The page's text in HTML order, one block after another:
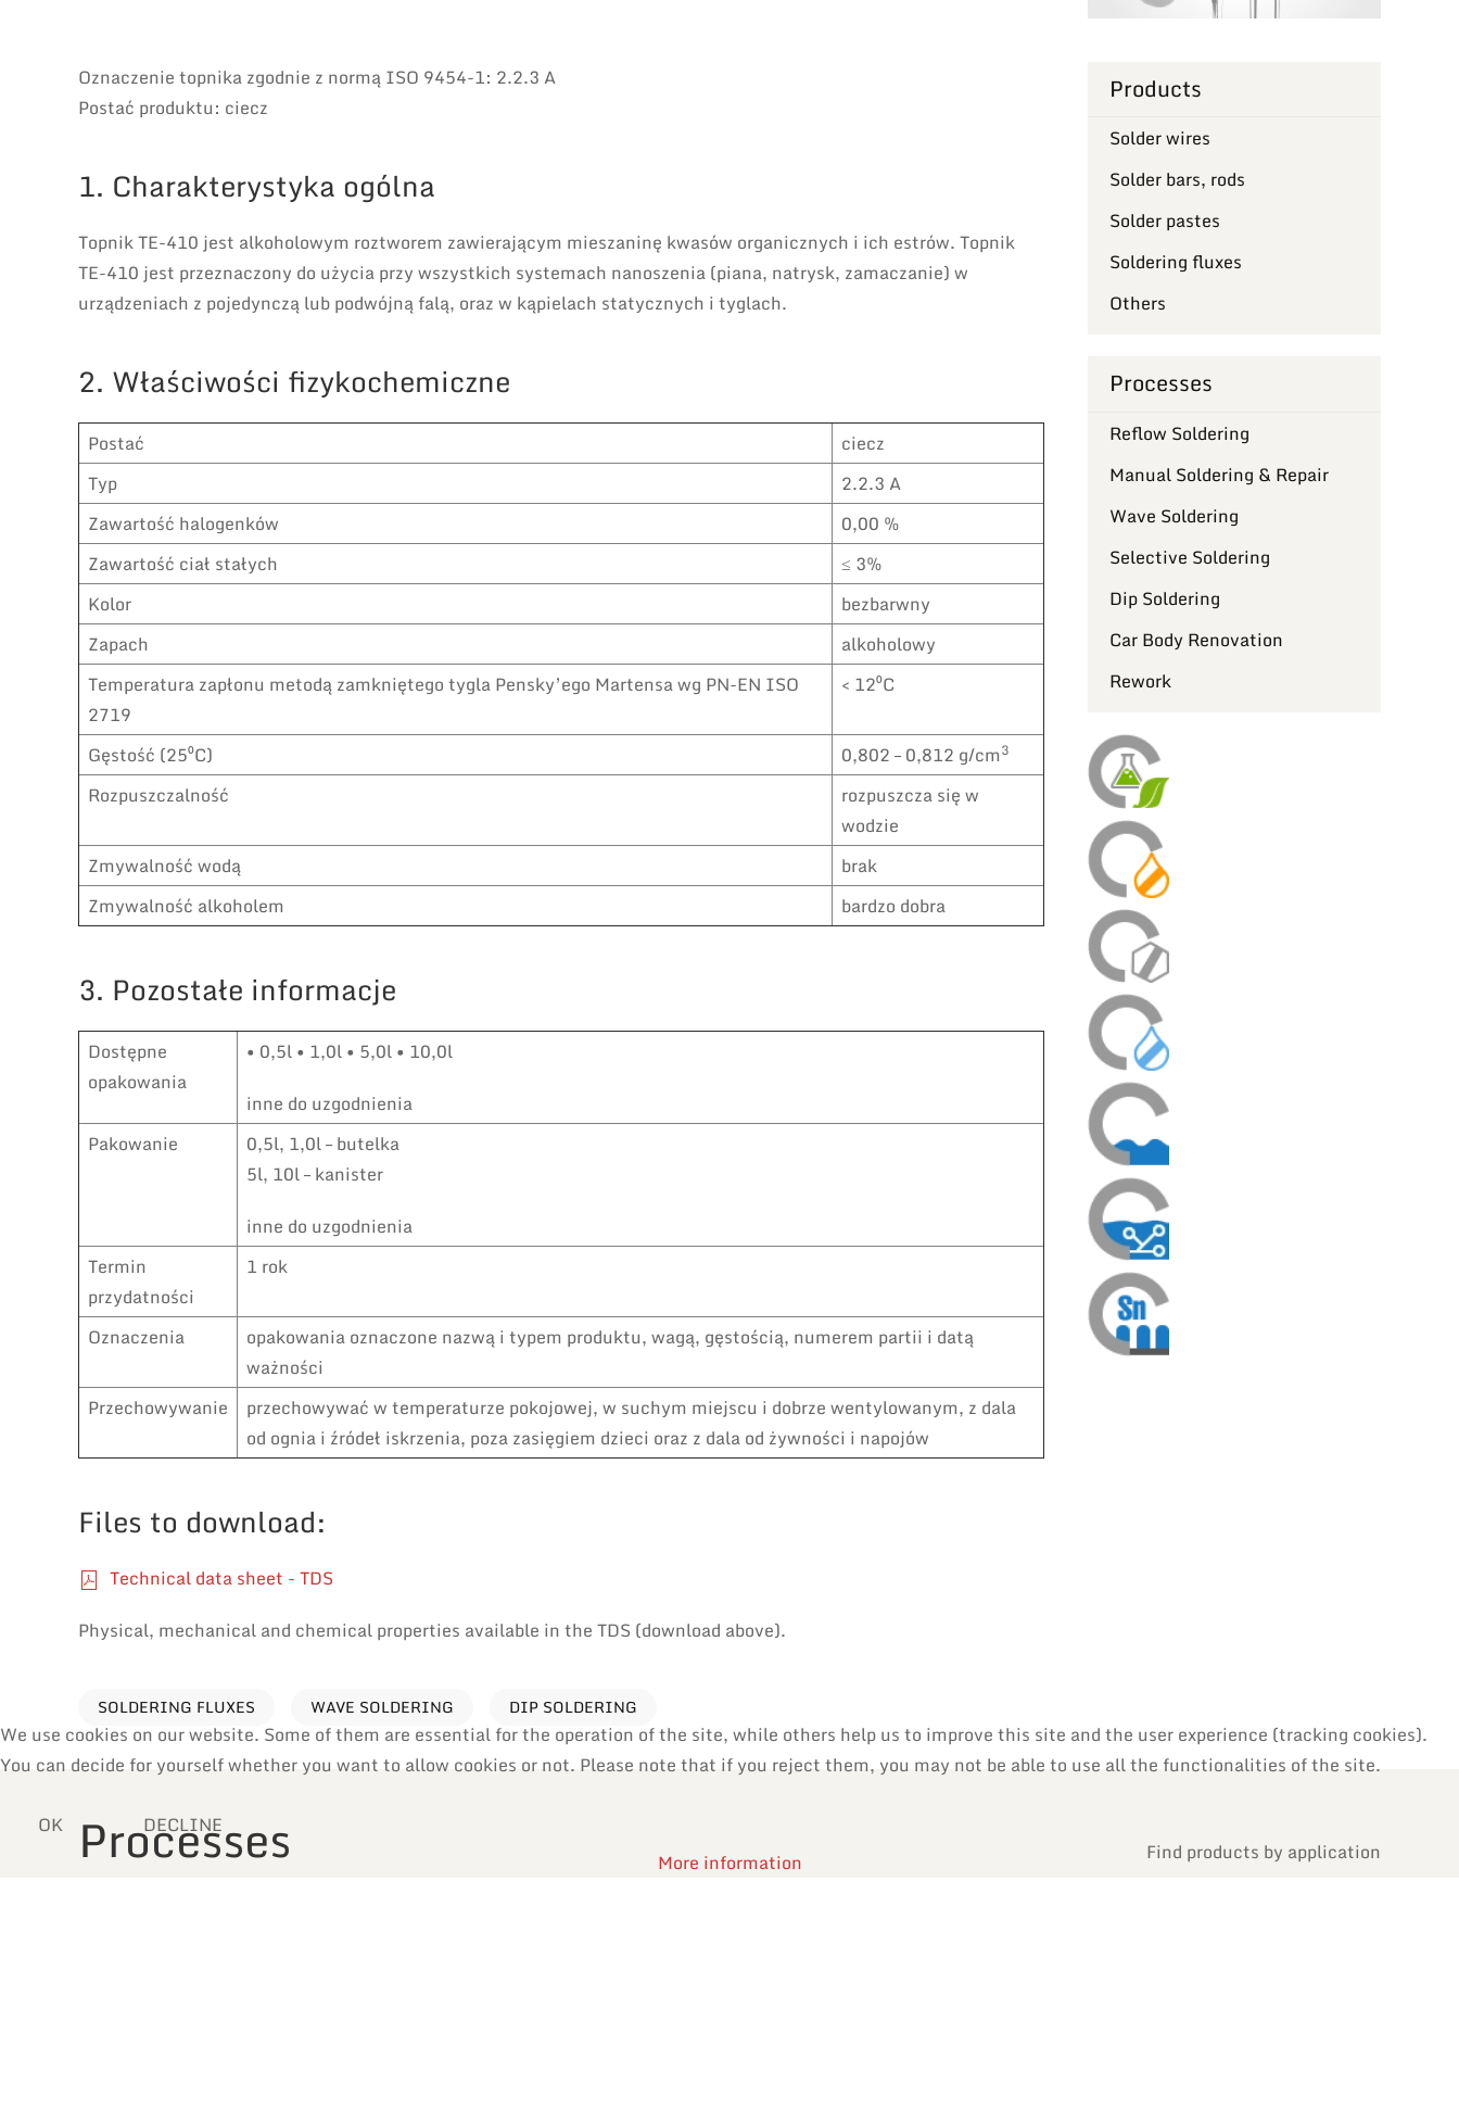
Oznaczenie topnika zgodnie z normą ISO 9454-1: 2.2.3 A
Postać produktu: ciecz
1. Charakterystyka ogólna
Topnik TE-410 jest alkoholowym roztworem zawierającym mieszaninę kwasów organicznych i ich estrów. Topnik
TE-410 jest przeznaczony do użycia przy wszystkich systemach nanoszenia (piana, natrysk, zamaczanie) w
urządzeniach z pojedynczą lub podwójną falą, oraz w kąpielach statycznych i tyglach.
2. Właściwości fizykochemiczne
Postać
ciecz
Typ
2.2.3 A
Zawartość halogenków
0,00 %
Zawartość ciał stałych
≤ 3%
Kolor
bezbarwny
Zapach
alkoholowy
Temperatura zapłonu metodą zamkniętego tygla Pensky’ego Martensa wg PN-EN ISO
2719
< 12⁰C
Gęstość (25⁰C) 0,802 – 0,812 g/cm3
Rozpuszczalność
rozpuszcza się w
wodzie
Zmywalność wodą
brak
Zmywalność alkoholem
bardzo dobra
3. Pozostałe informacje
Dostępne
opakowania
• 0,5l • 1,0l • 5,0l • 10,0l
inne do uzgodnienia
Pakowanie
0,5l, 1,0l – butelka
5l, 10l – kanister
inne do uzgodnienia
Termin
przydatności
1 rok
Oznaczenia
opakowania oznaczone nazwą i typem produktu, wagą, gęstością, numerem partii i datą
ważności
Przechowywanie
przechowywać w temperaturze pokojowej, w suchym miejscu i dobrze wentylowanym, z dala
od ognia i źródeł iskrzenia, poza zasięgiem dzieci oraz z dala od żywności i napojów
Files to download:
Technical data sheet - TDS
Physical, mechanical and chemical properties available in the TDS (download above).
Products
Solder wires
Solder bars, rods
Solder pastes
Soldering fluxes
Others
Processes
Reflow Soldering
Manual Soldering & Repair
Wave Soldering
Selective Soldering
Dip Soldering
Car Body Renovation
Rework
SOLDERING FLUXES WAVE SOLDERING DIP SOLDERING
Processes Find products by application
We use cookies on our website. Some of them are essential for the operation of the site, while others help us to improve this site and the user experience (tracking cookies).
You can decide for yourself whether you want to allow cookies or not. Please note that if you reject them, you may not be able to use all the functionalities of the site.
OK
DECLINE
More information